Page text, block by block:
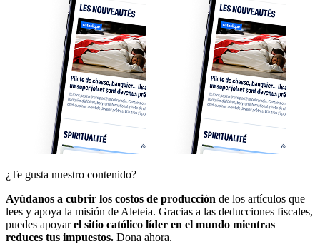
¿Te gusta nuestro contenido?
Ayúdanos a cubrir los costos de producción de los artículos que
lees y apoya la misión de Aleteia. Gracias a las deducciones fiscales,
puedes apoyarel sitio católico líder en el mundo mientras
reduces tus impuestos. Dona ahora.